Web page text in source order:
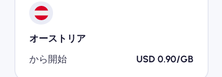
オーストリア
から開始
USD 0.90/GB